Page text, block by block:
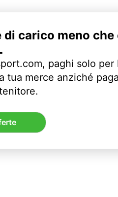
di carico meno
paghi solo per
tua merce anziché